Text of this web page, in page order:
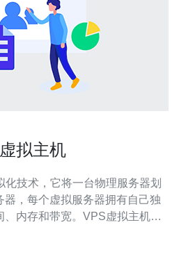
拟主机
技术，它将一台物理服务器划
，每个虚拟服务器拥有自己独
、内存和带宽。VPS虚拟主机提